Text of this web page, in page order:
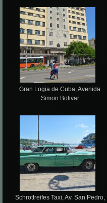
Gran Logia de Cuba, Avenida
Simon Bolivar
Schrottreifes Taxi, Av. San Pedro,